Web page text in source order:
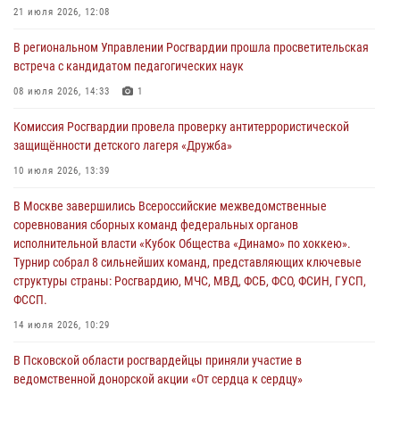
За минувшие сутки Псковские росгвардейцы выезжали два раза на
31 июля 2026, 13:53
В Санкт-Петербурге прошел окружной этап ежегодного
сотрудников вневедомственной охраны Росгвардии, Псковские
Росгвардейцы одержали победу
30 июля 2026, 05:10
Псковская Росгвардия приглашает на службу в подразделениях
вневедомственной охраны
21 июля 2026, 12:08
В региональном Управлении Росгвардии прошла просветительская
встреча с кандидатом педагогических наук
08 июля 2026, 14:33 1
Комиссия Росгвардии провела проверку антитеррористической
защищённости детского лагеря «Дружба»
10 июля 2026, 13:39
В Москве завершились Всероссийские межведомственные
соревнования сборных команд федеральных органов
исполнительной власти «Кубок Общества «Динамо» по хоккею».
Турнир собрал 8 сильнейших команд, представляющих ключевые
структуры страны: Росгвардию, МЧС, МВД, ФСБ, ФСО, ФСИН, ГУСП,
ФССП.
14 июля 2026, 10:29
В Псковской области росгвардейцы приняли участие в
ведомственной донорской акции «От сердца к сердцу»